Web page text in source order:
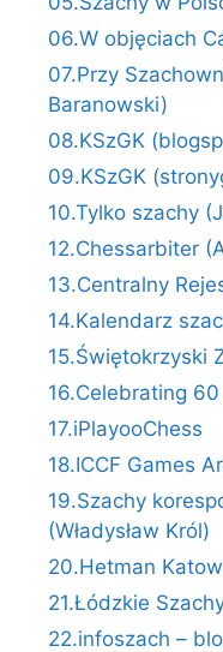
06.W objęciach
07.Przy
Baranowski)
08.KSzGK
09.KSzGK
10.Tylko szachy
12.Chessarbiter
13.Centralny
14.Kalendarz
15.Świętokrzyski
16.Celebrating
17.iPlayooChess
18.ICCF Games
19.Szachy
(Władysław Król)
20.Hetman
21.Łódzkie
22.infoszach –